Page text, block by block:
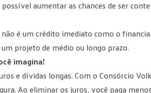
aumentar as chances de ser
é um crédito imediato como o
projeto de médio ou longo prazo.
imagina!
e dívidas longas. Com o Consórcio
Ao eliminar os juros, você paga